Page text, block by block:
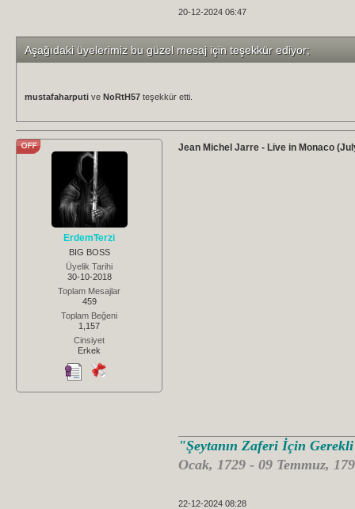
20-12-2024 06:47
Aşağıdaki üyelerimiz bu güzel mesaj için teşekkür ediyor;
mustafaharputi ve NoRtH57 teşekkür etti.
ErdemTerzi
BIG BOSS
Üyelik Tarihi
30-10-2018
Toplam Mesajlar
459
Toplam Beğeni
1,157
Cinsiyet
Erkek
Jean Michel Jarre - Live in Monaco
"Şeytanın Zaferi İçin
Ocak, 1729 - 09 Temmuz,
22-12-2024 08:28